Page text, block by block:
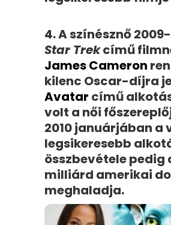
4. A színésznő
Star Trekcímű
James Cameron
kilenc Oscar-díjra
Avatar című
volt a női
2010 januárjában a
legsikeresebb
összbevétele pedig
milliárd amerikai
meghaladja.